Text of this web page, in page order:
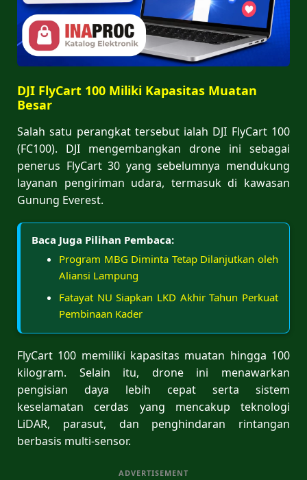
DJI FlyCart 100 Miliki Kapasitas Muatan
Besar
Salah satu perangkat tersebut ialah DJI FlyCart 100
(FC100). DJI mengembangkan drone ini sebagai
penerus FlyCart 30 yang sebelumnya mendukung
layanan pengiriman udara, termasuk di kawasan
Gunung Everest.
Baca Juga Pilihan Pembaca:
Program MBG Diminta Tetap Dilanjutkan oleh
Aliansi Lampung
Fatayat NU Siapkan LKD Akhir Tahun Perkuat
Pembinaan Kader
FlyCart 100 memiliki kapasitas muatan hingga 100
kilogram. Selain itu, drone ini menawarkan
pengisian daya lebih cepat serta sistem
keselamatan cerdas yang mencakup teknologi
LiDAR, parasut, dan penghindaran rintangan
berbasis multi-sensor.
ADVERTISEMENT